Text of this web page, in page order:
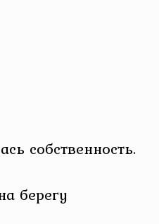
собственность.
берегу